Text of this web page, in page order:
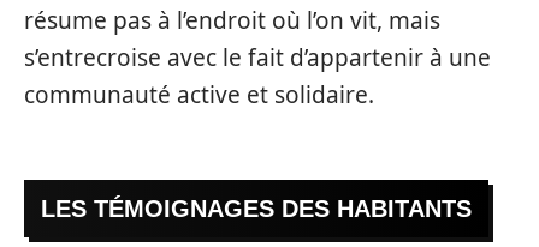
résume pas à l’endroit où l’on vit, mais
s’entrecroise avec le fait d’appartenir à une
communauté active et solidaire.
LES TÉMOIGNAGES DES HABITANTS